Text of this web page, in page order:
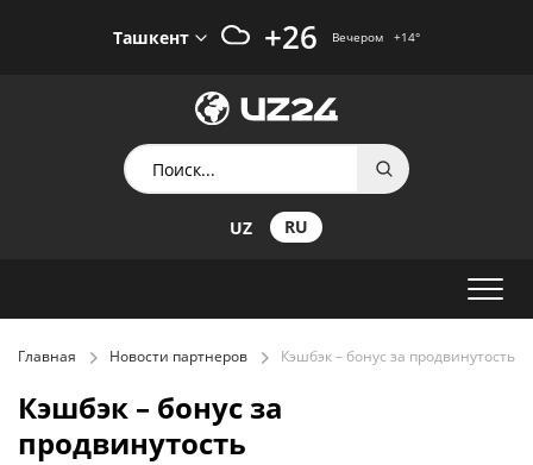
Ташкент +26 Вечером +14°
UZ RU
Главная Новости партнеров Кэшбэк – бонус за продвинутость
Кэшбэк – бонус за
продвинутость